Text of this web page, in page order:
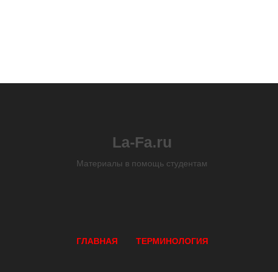
La-Fa.ru
Материалы в помощь студентам
ГЛАВНАЯ ТЕРМИНОЛОГИЯ